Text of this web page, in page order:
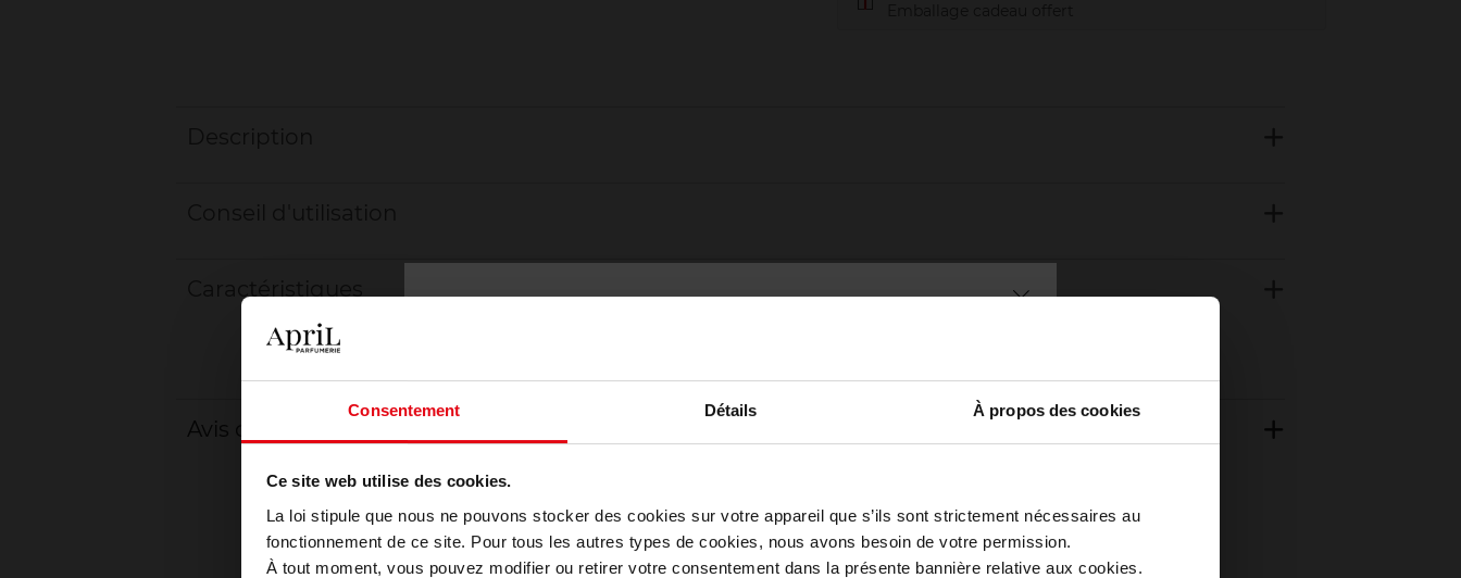
Consentement Détails À propos des cookies
Ce site web utilise des cookies.
La loi stipule que nous ne pouvons stocker des cookies sur votre appareil que s’ils sont strictement nécessaires au
fonctionnement de ce site. Pour tous les autres types de cookies, nous avons besoin de votre permission.
À tout moment, vous pouvez modifier ou retirer votre consentement dans la présente bannière relative aux cookies.
Avis client
Oublié quelque chose ?
Choisissez votre pays